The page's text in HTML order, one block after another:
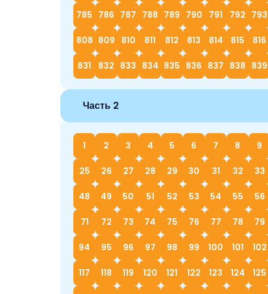
785 786 787 788 789 790 791 792 793
808 809 810 811 812 813 814 815 816
831 832 833 834 835 836 837 838 839
Часть 2
1 2 3 4 5 6 7 8 9
25 26 27 28 29 30 31 32 33
48 49 50 51 52 53 54 55 56
71 72 73 74 75 76 77 78 79
94 95 96 97 98 99 100 101 102
117 118 119 120 121 122 123 124 125